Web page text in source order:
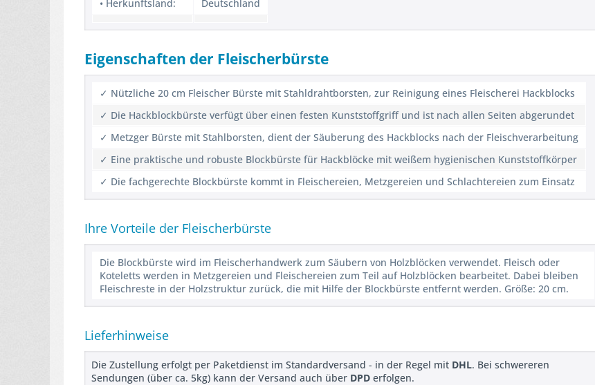
• Herkunftsland:
Deutschland
Eigenschaften der Fleischerbürste
✓ Nützliche 20 cm Fleischer Bürste mit Stahldrahtborsten, zur Reinigung eines Fleischerei Hackblocks
✓ Die Hackblockbürste verfügt über einen festen Kunststoffgriff und ist nach allen Seiten abgerundet
✓ Metzger Bürste mit Stahlborsten, dient der Säuberung des Hackblocks nach der Fleischverarbeitung
✓ Eine praktische und robuste Blockbürste für Hackblöcke mit weißem hygienischen Kunststoffkörper
✓ Die fachgerechte Blockbürste kommt in Fleischereien, Metzgereien und Schlachtereien zum Einsatz
Ihre Vorteile der Fleischerbürste
Die Blockbürste wird im Fleischerhandwerk zum Säubern von Holzblöcken verwendet. Fleisch oder
Koteletts werden in Metzgereien und Fleischereien zum Teil auf Holzblöcken bearbeitet. Dabei bleiben
Fleischreste in der Holzstruktur zurück, die mit Hilfe der Blockbürste entfernt werden. Größe: 20 cm.
Lieferhinweise
Die Zustellung erfolgt per Paketdienst im Standardversand - in der Regel mit DHL. Bei schwereren
Sendungen (über ca. 5kg) kann der Versand auch über DPD erfolgen.